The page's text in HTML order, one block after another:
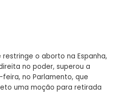
o aborto na Espanha,
no poder, superou a
no Parlamento, que
uma moção para retirada